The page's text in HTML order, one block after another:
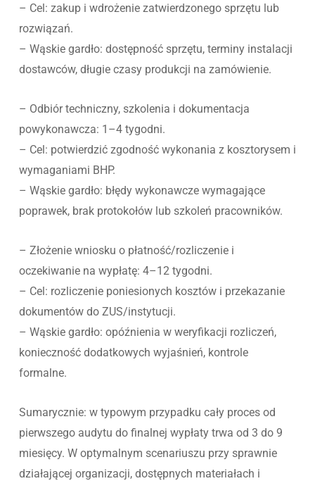
– Cel: zakup i wdrożenie zatwierdzonego sprzętu lub
rozwiązań.
– Wąskie gardło: dostępność sprzętu, terminy instalacji
dostawców, długie czasy produkcji na zamówienie.
– Odbiór techniczny, szkolenia i dokumentacja
powykonawcza: 1–4 tygodni.
– Cel: potwierdzić zgodność wykonania z kosztorysem i
wymaganiami BHP.
– Wąskie gardło: błędy wykonawcze wymagające
poprawek, brak protokołów lub szkoleń pracowników.
– Złożenie wniosku o płatność/rozliczenie i
oczekiwanie na wypłatę: 4–12 tygodni.
– Cel: rozliczenie poniesionych kosztów i przekazanie
dokumentów do ZUS/instytucji.
– Wąskie gardło: opóźnienia w weryfikacji rozliczeń,
konieczność dodatkowych wyjaśnień, kontrole
formalne.
Sumarycznie: w typowym przypadku cały proces od
pierwszego audytu do finalnej wypłaty trwa od 3 do 9
miesięcy. W optymalnym scenariuszu przy sprawnie
działającej organizacji, dostępnych materiałach i